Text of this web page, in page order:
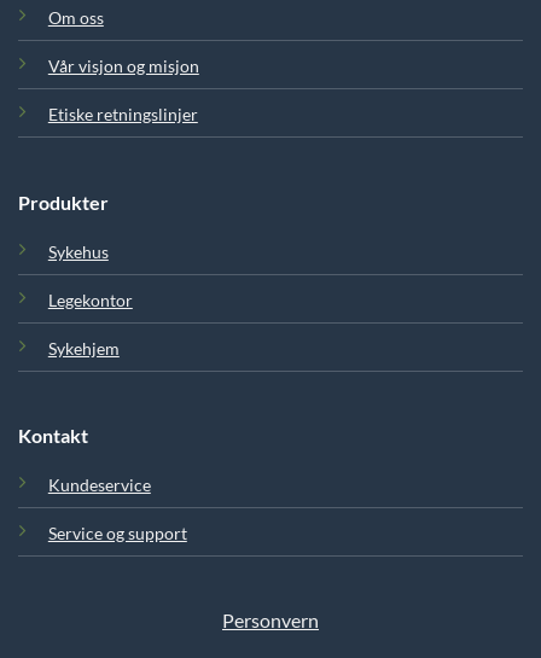
Om oss
Vår visjon og misjon
Etiske retningslinjer
Produkter
Sykehus
Legekontor
Sykehjem
Kontakt
Kundeservice
Service og support
Personvern